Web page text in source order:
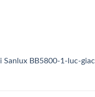
Sanlux BB5800-1-luc-giac